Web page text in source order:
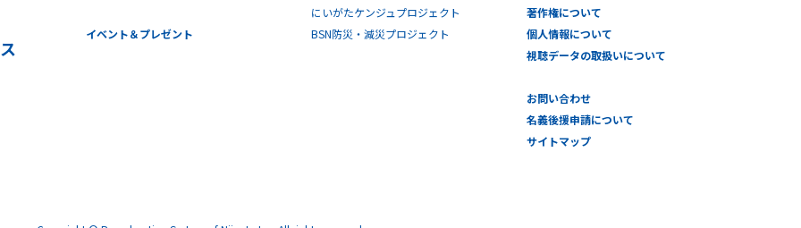
イベント＆プレゼント
にいがたケンジュプロジェクト
BSN防災・減災プロジェクト
著作権について
個人情報について
視聴データの取扱いについて
お問い合わせ
名義後援申請について
サイトマップ